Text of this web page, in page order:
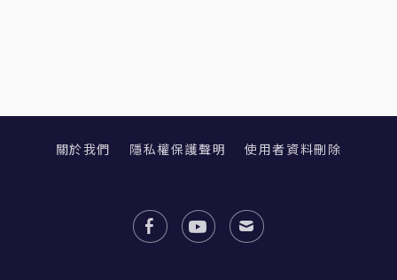
關於我們 隱私權保護聲明 使用者資料刪除